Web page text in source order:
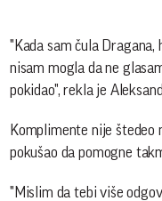
"Kada sam čula
nisam mogla da ne
pokidao", rekla je
Komplimente nije štedeo
pokušao da pomogne
"Mislim da tebi više